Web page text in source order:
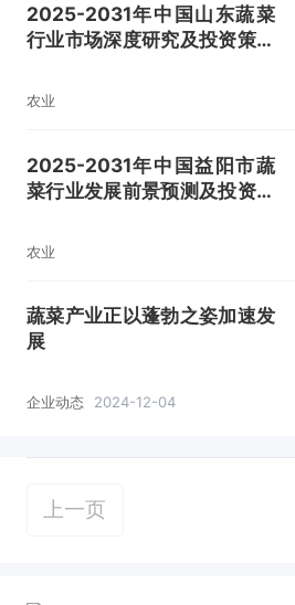
2025-2031年中国山东蔬菜
行业市场深度研究及投资策略
农业
2025-2031年中国益阳市蔬
菜行业发展前景预测及投资方
农业
蔬菜产业正以蓬勃之姿加速发
展
企业动态 2024-12-04
上一页